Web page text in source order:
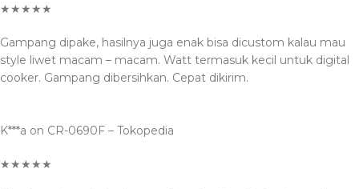
★★★★★
Gampang dipake, hasilnya juga enak bisa dicustom kalau mau
style liwet macam – macam. Watt termasuk kecil untuk digital
cooker. Gampang dibersihkan. Cepat dikirim.
K***a on CR-0690F – Tokopedia️
★★★★★